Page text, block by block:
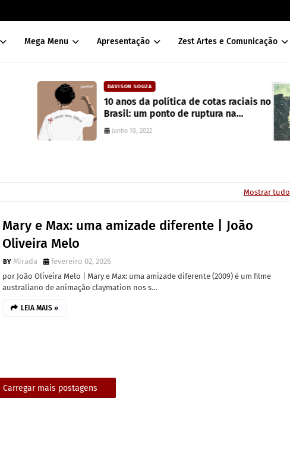
Mega Menu Apresentação Zest Artes e Comunicação
DAVISON SOUZA
10 anos da política de cotas raciais no
Brasil: um ponto de ruptura na
colonialidade
junho 10, 2022
Mostrar tudo
Mary e Max: uma amizade diferente | João
Oliveira Melo
Mirada
fevereiro 02, 2026
por João Oliveira Melo | Mary e Max: uma amizade diferente (2009) é um filme
australiano de animação claymation nos s…
LEIA MAIS »
Carregar mais postagens